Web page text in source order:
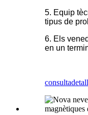
5. Equip
tipus de
6. Els
en un
consultadetall